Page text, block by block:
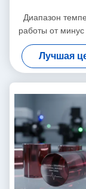
Диапазон
работы от минус
градусов по
магнитно-
кристаллы
типичные
миллиметровом
для
Лучшая